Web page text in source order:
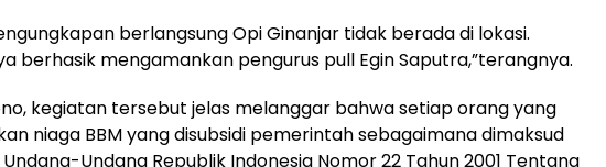
berlangsung Opi Ginanjar tidak berada di lokasi.
berhasik mengamankan pengurus pull Egin Saputra,”terangnya.
kegiatan tersebut jelas melanggar bahwa setiap orang yang
niaga BBM yang disubsidi pemerintah sebagaimana dimaksud
Undang Republik Indonesia Nomor 22 Tahun 2001 Tentang